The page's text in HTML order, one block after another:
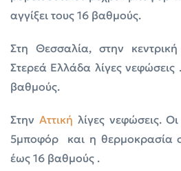
αγγίξει τους 16 βαθμούς.
Στη Θεσσαλία, στην
Στερεά Ελλάδα λίγες
βαθμούς.
Στην Αττική λίγες νεφώσεις.
5μποφόρ και η θερμοκρασία
έως 16 βαθμούς .